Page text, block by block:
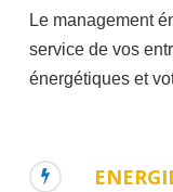
Le management
service de vos
énergétiques et